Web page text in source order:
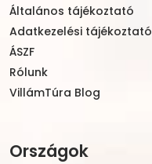
Általános tájékoztató
Adatkezelési tájékoztató
ÁSZF
Rólunk
VillámTúra Blog
Országok